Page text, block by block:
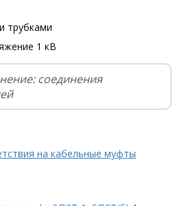
трубками
1 кВ
соединения
на кабельные муфты